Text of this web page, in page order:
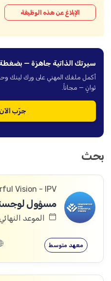
الإبلاغ عن هذه الوظيفة
سيرتك الذاتية جاهزة —
أكمل ملفك المهني على ورك لينك
ثوانٍ — مجاناً.
جرّب
بحث
Vision - IPV
مسؤول
الموعد النهائي: 04/08/
معهد متوسط